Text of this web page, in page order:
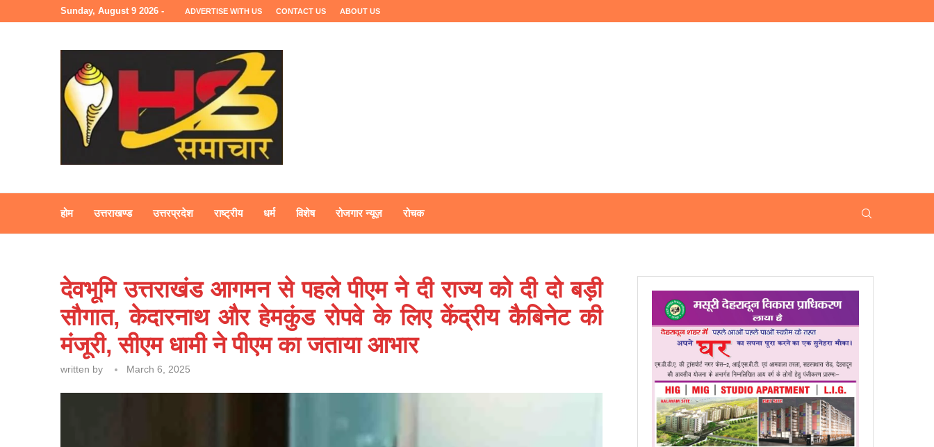
Sunday, August 9 2026 - ADVERTISE WITH US CONTACT US ABOUT US
होम उत्तराखण्ड उत्तरप्रदेश राष्ट्रीय धर्म विशेष रोजगार न्यूज़ रोचक
देवभूमि उत्तराखंड आगमन से पहले पीएम ने दी राज्य को दी दो बड़ी
सौगात, केदारनाथ और हेमकुंड रोपवे के लिए केंद्रीय कैबिनेट की
मंजूरी, सीएम धामी ने पीएम का जताया आभार
written by March 6, 2025